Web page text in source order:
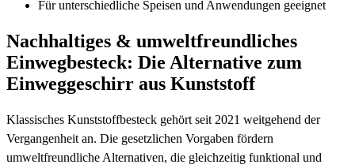
Für unterschiedliche Speisen und Anwendungen geeignet
Nachhaltiges & umweltfreundliches
Einwegbesteck: Die Alternative zum
Einweggeschirr aus Kunststoff
Klassisches Kunststoffbesteck gehört seit 2021 weitgehend der
Vergangenheit an. Die gesetzlichen Vorgaben fördern
umweltfreundliche Alternativen, die gleichzeitig funktional und